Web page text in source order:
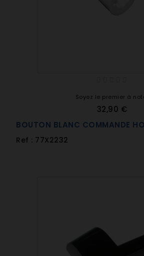
Soyez le premier à
32,90 €
BOUTON BLANC COMMANDE
Ref : 77X2232